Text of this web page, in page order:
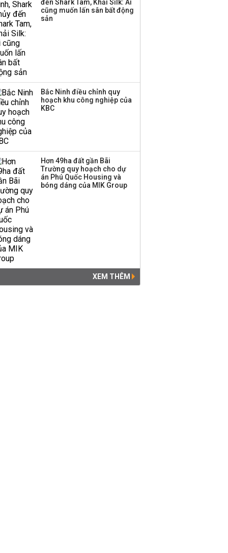
đến Shark Tam, Khải Silk: Ai
cũng muốn lấn sân bất động
sản
Bắc Ninh điều chỉnh quy
hoạch khu công nghiệp của
KBC
Hơn 49ha đất gần Bãi
Trường quy hoạch cho dự
án Phú Quốc Housing và
bóng dáng của MIK Group
XEM THÊM